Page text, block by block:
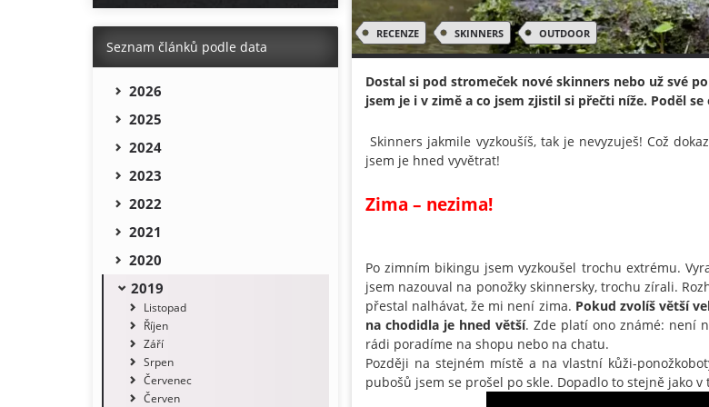
RECENZE SKINNERS OUTDOOR
Dostal si pod stromeček nové skinners nebo už své
jsem je i v zimě a co jsem zjistil si přečti níže. Poděl
Skinners jakmile vyzkoušíš, tak je nevyzuješ! Což
jsem je hned vyvětrat!
Zima – nezima!
Po zimním bikingu jsem vyzkoušel trochu extrému.
jsem nazouval na ponožky skinnersky, trochu zírali.
přestal nalhávat, že mi není zima. Pokud zvolíš větší
na chodidla je hned větší. Zde platí ono známé: není
rádi poradíme na shopu nebo na chatu.
Později na stejném místě a na vlastní kůži-
pubošů jsem se prošel po skle. Dopadlo to stejně jako
Seznam článků podle data
2026
2025
2024
2023
2022
2021
2020
2019
Listopad
Říjen
Září
Srpen
Červenec
Červen